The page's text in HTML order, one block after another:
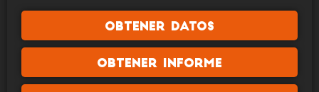
Obtener datos
Obtener informe